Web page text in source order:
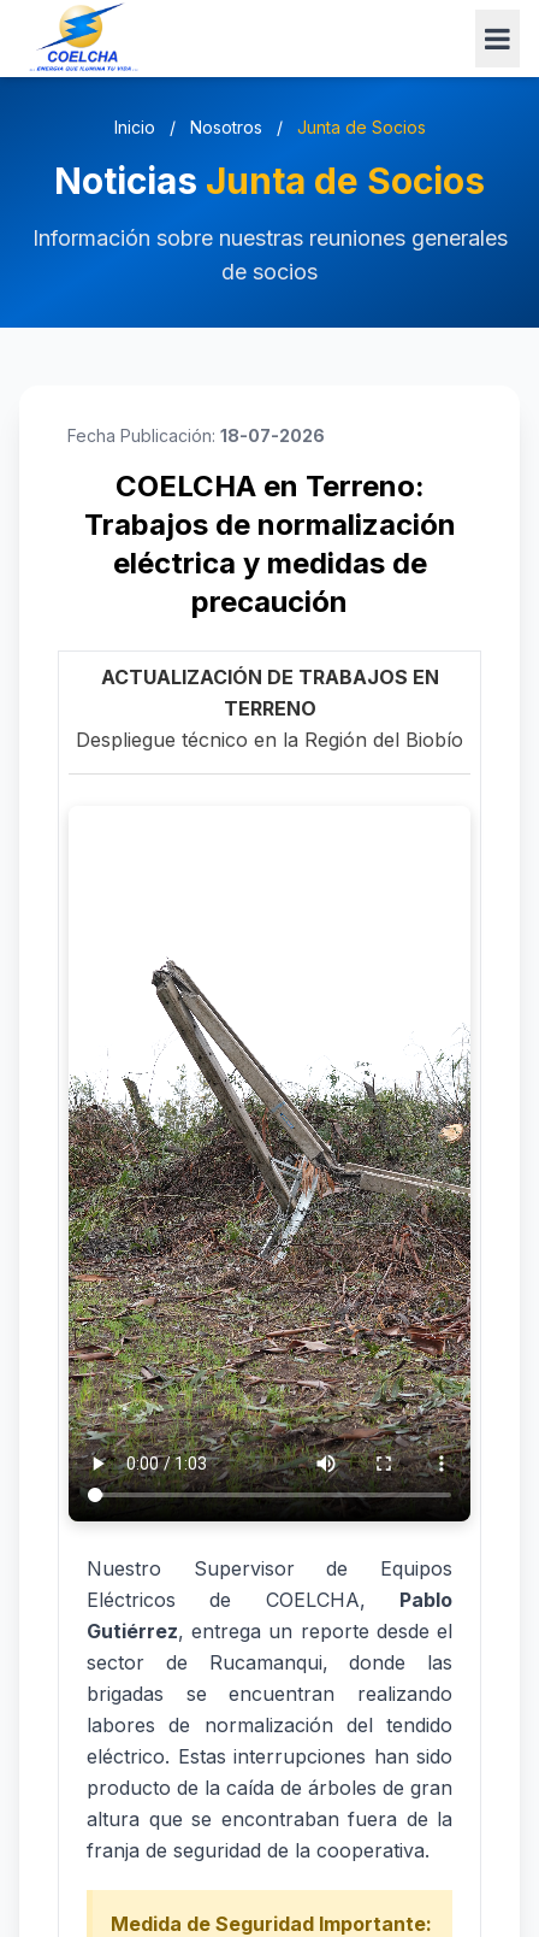
Inicio / Nosotros / Junta de Socios
Noticias Junta de Socios
Información sobre nuestras reuniones generales
de socios
Fecha Publicación: 18-07-2026
COELCHA en Terreno:
Trabajos de normalización
eléctrica y medidas de
precaución
ACTUALIZACIÓN DE TRABAJOS EN
TERRENO
Despliegue técnico en la Región del Biobío
Nuestro Supervisor de Equipos
Eléctricos de COELCHA, Pablo
Gutiérrez, entrega un reporte desde el
sector de Rucamanqui, donde las
brigadas se encuentran realizando
labores de normalización del tendido
eléctrico. Estas interrupciones han sido
producto de la caída de árboles de gran
altura que se encontraban fuera de la
franja de seguridad de la cooperativa.
Medida de Seguridad Importante: